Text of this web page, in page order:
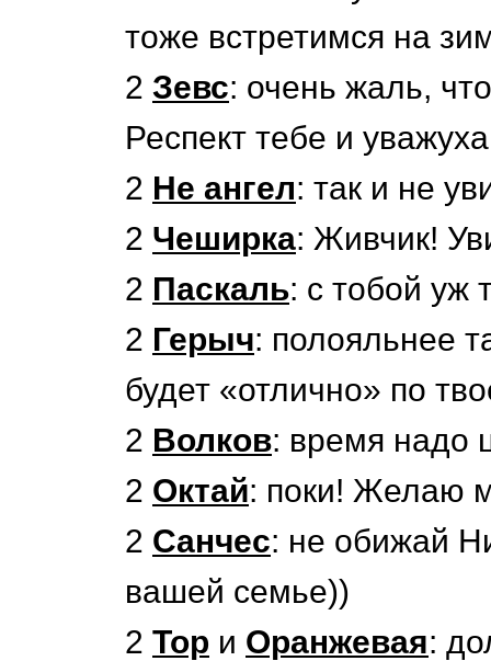
тоже встретимся на
2 Зевс: очень жаль,
Респект тебе и
2 Не ангел: так и не
2 Чеширка: Живчик!
2 Паскаль: с тобой уж
2 Герыч: полояльнее
будет «отлично» по
2 Волков: время надо
2 Октай: поки! Желаю
2 Санчес: не обижай
вашей семье))
2 Тор и Оранжевая: